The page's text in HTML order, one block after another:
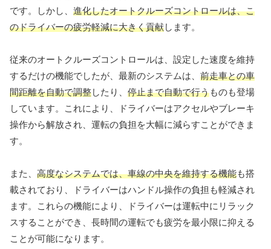
です。しかし、 進化したオートクルーズコントロールは、こ
のドライバーの疲労軽減に大きく貢献します。
従来のオートクルーズコントロールは、設定した速度を維持
するだけの機能でしたが、最新のシステムは、 前走車との車
間距離を自動で調整したり、 停止まで自動で行うものも登場
しています。これにより、ドライバーはアクセルやブレーキ
操作から解放され、運転の負担を大幅に減らすことができま
す。
また、 高度なシステムでは、車線の中央を維持する機能も搭
載されており、ドライバーはハンドル操作の負担も軽減され
ます。これらの機能により、ドライバーは運転中にリラック
スすることができ、長時間の運転でも疲労を最小限に抑える
ことが可能になります。